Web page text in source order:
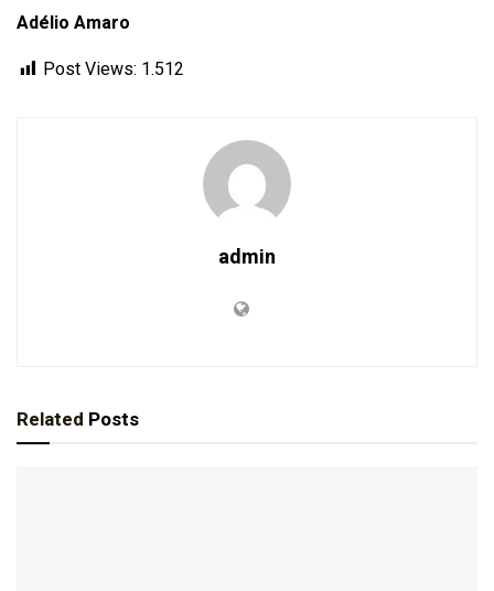
Adélio Amaro
Post Views: 1.512
admin
Related Posts